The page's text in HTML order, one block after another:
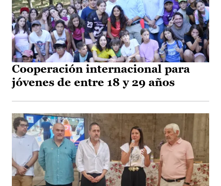
Cooperación internacional para
jóvenes de entre 18 y 29 años